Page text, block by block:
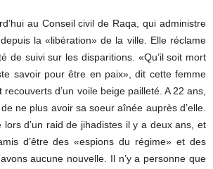
au Conseil civil de Raqa, qui administre
la «libération» de la ville. Elle réclame
de suivi sur les disparitions. «Qu’il soit mort
savoir pour être en paix», dit cette femme
d’un voile beige pailleté. A 22 ans,
ne plus avoir sa soeur aînée auprès d’elle.
d’un raid de jihadistes il y a deux ans, et
d’être des «espions du régime» et des
aucune nouvelle. Il n’y a personne que